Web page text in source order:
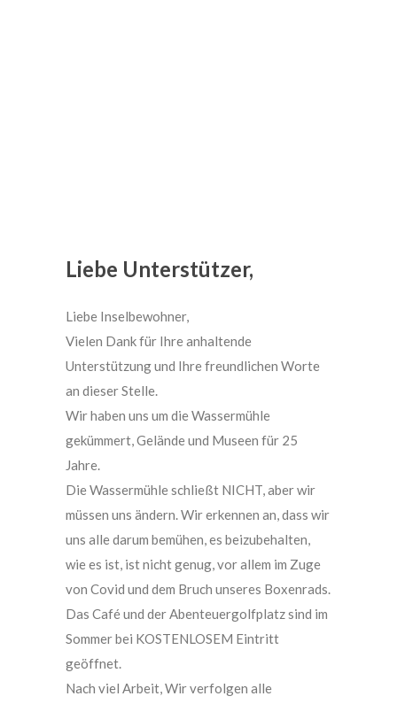
Liebe Unterstützer,
Liebe Inselbewohner,
Vielen Dank für Ihre anhaltende
Unterstützung und Ihre freundlichen Worte
an dieser Stelle.
Wir haben uns um die Wassermühle
gekümmert, Gelände und Museen für 25
Jahre.
Die Wassermühle schließt NICHT, aber wir
müssen uns ändern. Wir erkennen an, dass wir
uns alle darum bemühen, es beizubehalten,
wie es ist, ist nicht genug, vor allem im Zuge
von Covid und dem Bruch unseres Boxenrads.
Das Café und der Abenteuergolfplatz sind im
Sommer bei KOSTENLOSEM Eintritt
geöffnet.
Nach viel Arbeit, Wir verfolgen alle